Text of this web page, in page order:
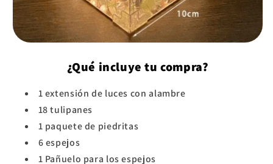
¿Qué incluye tu compra?
1 extensión de luces con alambre
18 tulipanes
1 paquete de piedritas
6 espejos
1 Pañuelo para los espejos